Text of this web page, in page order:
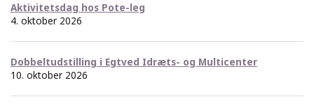
Aktivitetsdag hos Pote-leg
4. oktober 2026
Dobbeltudstilling i Egtved Idræts- og Multicenter
10. oktober 2026